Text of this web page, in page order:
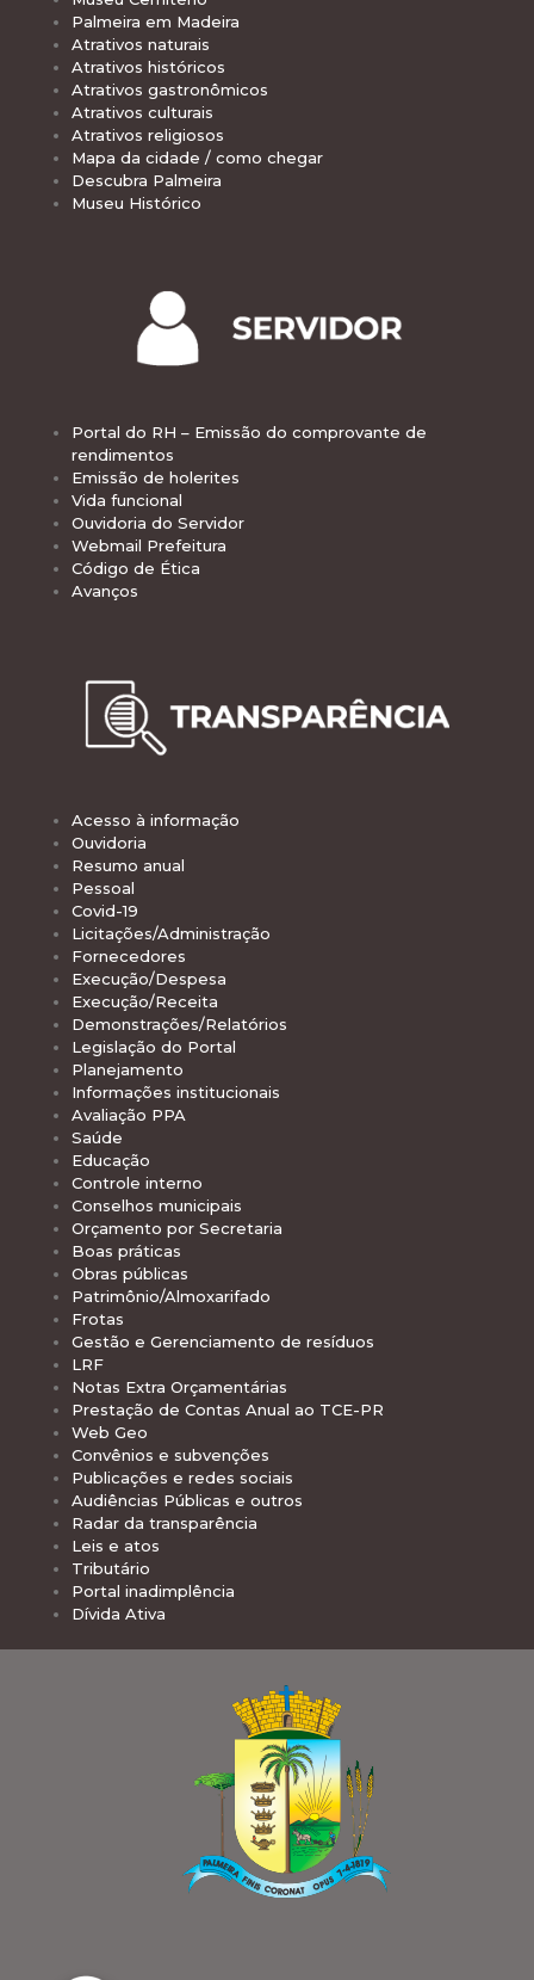
Palmeira em Madeira
Atrativos naturais
Atrativos históricos
Atrativos gastronômicos
Atrativos culturais
Atrativos religiosos
Mapa da cidade / como chegar
Descubra Palmeira
Museu Histórico
Portal do RH – Emissão do comprovante de
rendimentos
Emissão de holerites
Vida funcional
Ouvidoria do Servidor
Webmail Prefeitura
Código de Ética
Avanços
Acesso à informação
Ouvidoria
Resumo anual
Pessoal
Covid-19
Licitações/Administração
Fornecedores
Execução/Despesa
Execução/Receita
Demonstrações/Relatórios
Legislação do Portal
Planejamento
Informações institucionais
Avaliação PPA
Saúde
Educação
Controle interno
Conselhos municipais
Orçamento por Secretaria
Boas práticas
Obras públicas
Patrimônio/Almoxarifado
Frotas
Gestão e Gerenciamento de resíduos
LRF
Notas Extra Orçamentárias
Prestação de Contas Anual ao TCE-PR
Web Geo
Convênios e subvenções
Publicações e redes sociais
Audiências Públicas e outros
Radar da transparência
Leis e atos
Tributário
Portal inadimplência
Dívida Ativa